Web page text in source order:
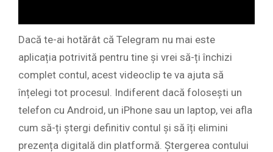
Dacă te-ai hotărât că Telegram nu mai este
aplicația potrivită pentru tine și vrei să-ți închizi
complet contul, acest videoclip te va ajuta să
înțelegi tot procesul. Indiferent dacă folosești un
telefon cu Android, un iPhone sau un laptop, vei afla
cum să-ți ștergi definitiv contul și să îți elimini
prezența digitală din platformă. Ștergerea contului